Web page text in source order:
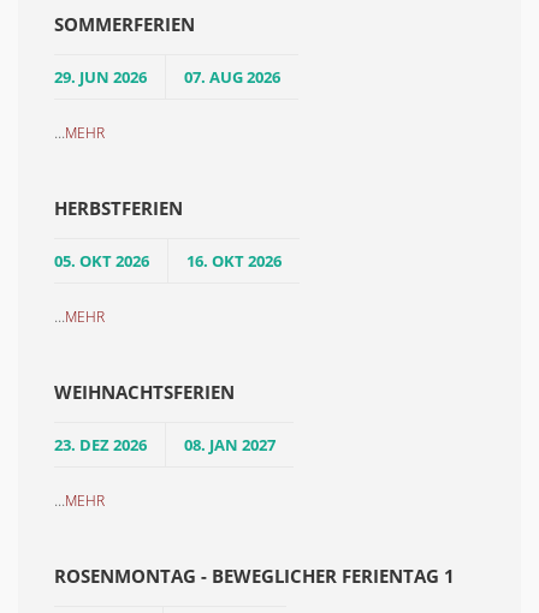
SOMMERFERIEN
29. JUN 2026 07. AUG 2026
...MEHR
HERBSTFERIEN
05. OKT 2026 16. OKT 2026
...MEHR
WEIHNACHTSFERIEN
23. DEZ 2026 08. JAN 2027
...MEHR
ROSENMONTAG - BEWEGLICHER FERIENTAG 1